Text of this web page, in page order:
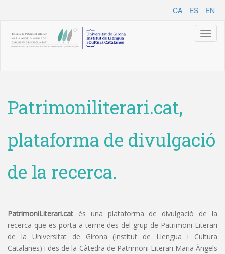
CA ES EN
Patrimoniliterari.cat,
plataforma de divulgació
de la recerca.
PatrimoniLiterari.cat és una plataforma de divulgació de la
recerca que es porta a terme des del grup de Patrimoni Literari
de la Universitat de Girona (Institut de Llengua i Cultura
Catalanes) i des de la Càtedra de Patrimoni Literari Maria Àngels